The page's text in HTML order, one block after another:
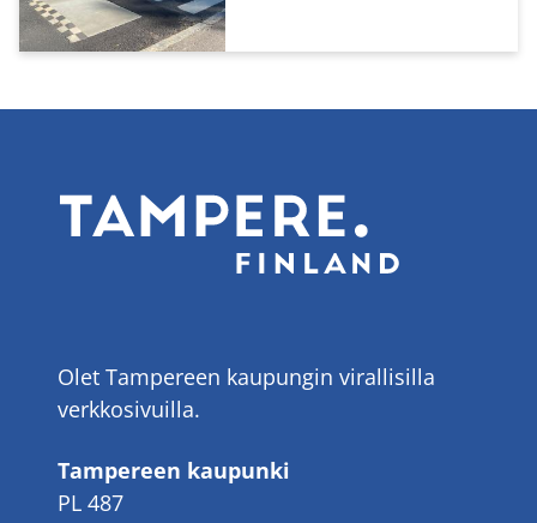
Olet Tampereen kaupungin virallisilla
verkkosivuilla.
Tampereen kaupunki
PL 487